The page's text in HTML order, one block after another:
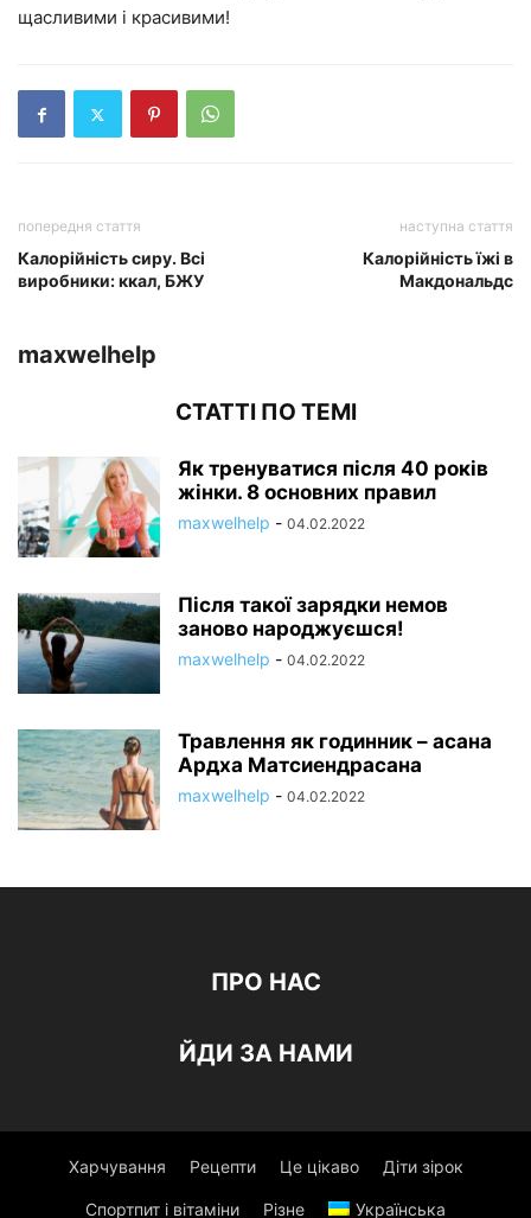
щасливими і красивими!
попередня стаття
Калорійність сиру. Всі
виробники: ккал, БЖУ
наступна стаття
Калорійність їжі в
Макдональдс
maxwelhelp
СТАТТІ ПО ТЕМІ
Як тренуватися після 40 років
жінки. 8 основних правил
maxwelhelp - 04.02.2022
Після такої зарядки немов
заново народжуєшся!
maxwelhelp - 04.02.2022
Травлення як годинник – асана
Ардха Матсиендрасана
maxwelhelp - 04.02.2022
ПРО НАС
ЙДИ ЗА НАМИ
Харчування Рецепти Це цікаво Діти зірок
Спортпит і вітаміни Різне Українська